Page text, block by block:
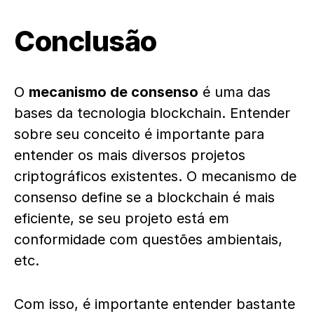
Conclusão
O mecanismo de consenso é uma das
bases da tecnologia blockchain. Entender
sobre seu conceito é importante para
entender os mais diversos projetos
criptográficos existentes. O mecanismo de
consenso define se a blockchain é mais
eficiente, se seu projeto está em
conformidade com questões ambientais,
etc.
Com isso, é importante entender bastante